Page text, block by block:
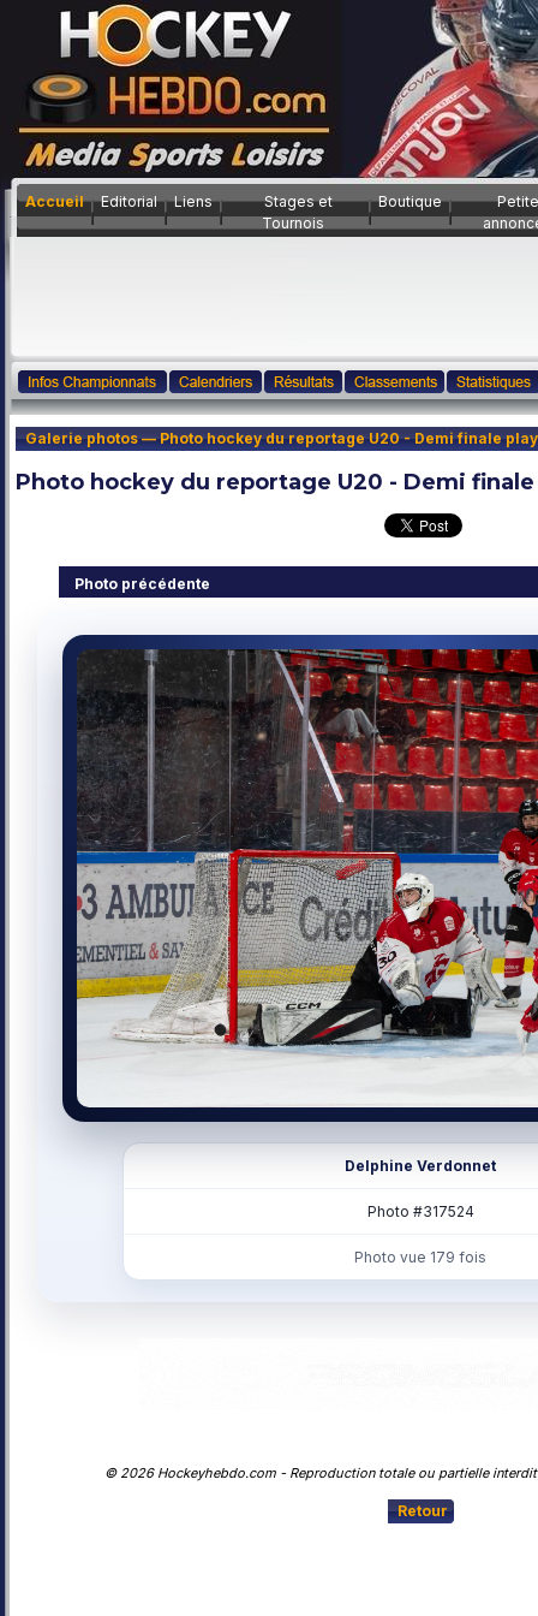
Accueil Editorial Liens
Stages et
Tournois
Boutique
Galerie photos — Photo hockey du reportage U20 - Demi finale
Photo hockey du reportage U20 - Demi
Photo précédente
Delphine Verdonnet
Photo #317524
Photo vue 179 fois
© 2026 Hockeyhebdo.com - Reproduction totale ou partielle
Retour